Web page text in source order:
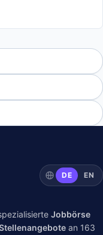
DE EN
Jobbörse
an 163